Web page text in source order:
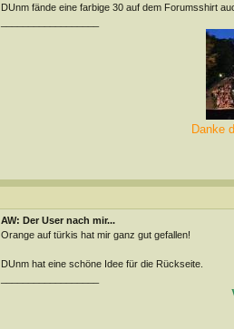
DUnm fände eine farbige 30 auf dem Forumsshirt
Danke
AW: Der User nach mir...
Orange auf türkis hat mir ganz gut gefallen!
DUnm hat eine schöne Idee für die Rückseite.